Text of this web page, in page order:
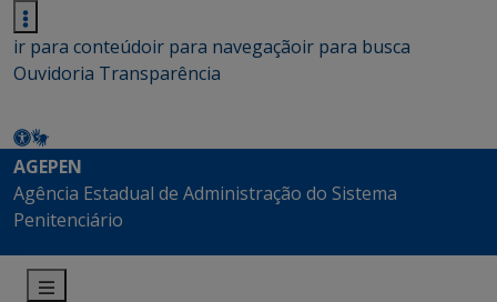
ir para conteúdoir para navegaçãoir para busca
Ouvidoria Transparência
AGEPEN
Agência Estadual de Administração do Sistema
Penitenciário